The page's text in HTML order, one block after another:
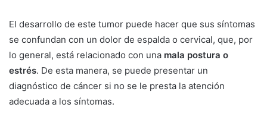
El desarrollo de este tumor puede hacer que sus síntomas
se confundan con un dolor de espalda o cervical, que, por
lo general, está relacionado con una mala postura o
estrés. De esta manera, se puede presentar un
diagnóstico de cáncer si no se le presta la atención
adecuada a los síntomas.